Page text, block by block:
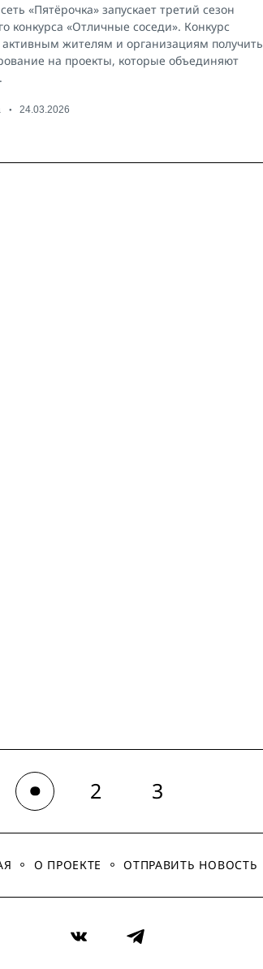
«Пятёрочка» запускает третий сезон
конкурса «Отличные соседи». Конкурс
активным жителям и организациям получить
на проекты, которые объединяют
24.03.2026
1
2 3
О ПРОЕКТЕ ОТПРАВИТЬ НОВОСТЬ
VK Telegram